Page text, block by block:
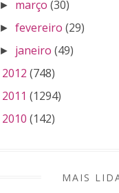
► março (30)
►fevereiro (29)
► janeiro (49)
2012 (748)
2011 (1294)
2010 (142)
MAIS